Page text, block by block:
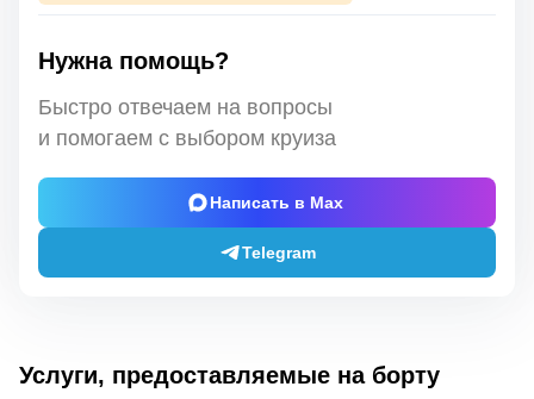
Нужна помощь?
Быстро отвечаем на вопросы
и помогаем с выбором круиза
Написать в Max
Telegram
Услуги, предоставляемые на борту